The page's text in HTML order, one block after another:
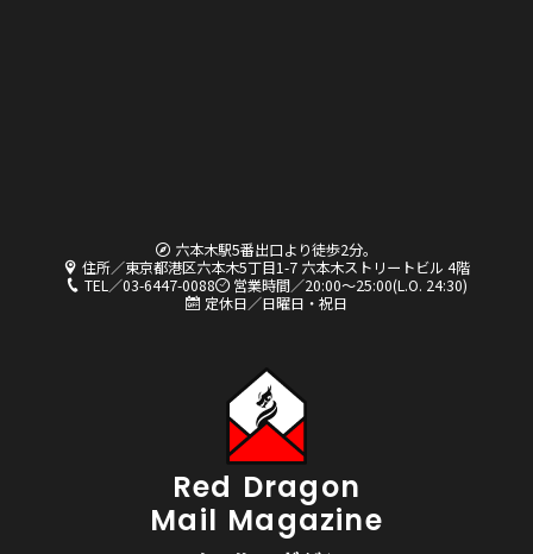
六本木駅5番出口より徒歩2分。
住所／東京都港区六本木5丁目1-7 六本木ストリートビル 4階
TEL／03-6447-0088
営業時間／20:00〜25:00(L.O. 24:30)
定休日／日曜日・祝日
Red Dragon
Mail Magazine